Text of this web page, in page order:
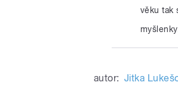
věku tak
autor: Jitka